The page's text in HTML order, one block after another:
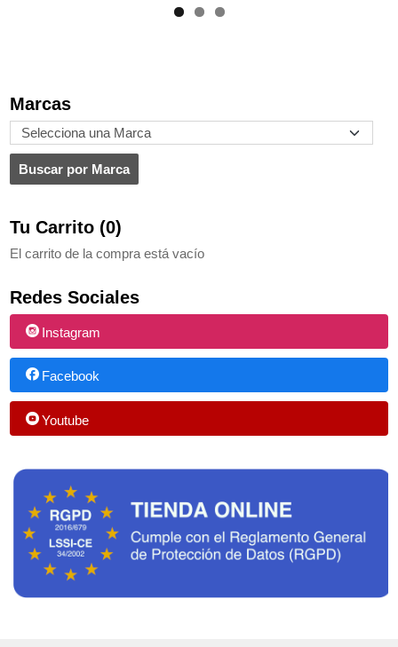
Marcas
Tu Carrito (0)
El carrito de la compra está vacío
Redes Sociales
Instagram
Facebook
Youtube